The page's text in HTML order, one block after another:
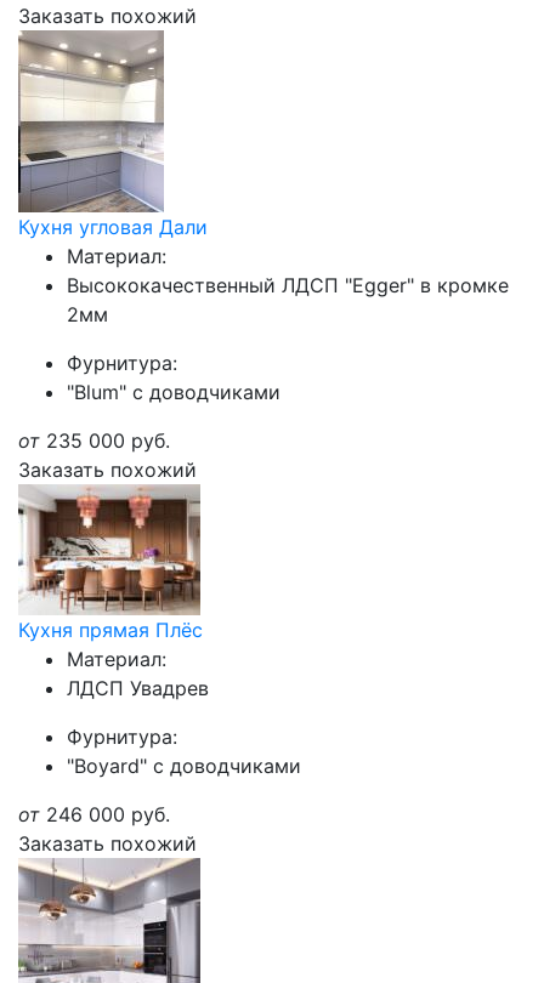
Заказать похожий
Кухня угловая Дали
Материал:
Высококачественный ЛДСП "Egger" в кромке
2мм
Фурнитура:
"Blum" с доводчиками
от 235 000 руб.
Заказать похожий
Кухня прямая Плёс
Материал:
ЛДСП Увадрев
Фурнитура:
"Boyard" с доводчиками
от 246 000 руб.
Заказать похожий